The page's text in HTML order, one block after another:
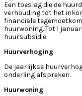
Een toeslag die de
verhouding tot het
financiële
huurwoning. Tot 1
huursubsidie.
Huurverhoging
De jaarlijkse
onderling afspreken.
Huurwoning